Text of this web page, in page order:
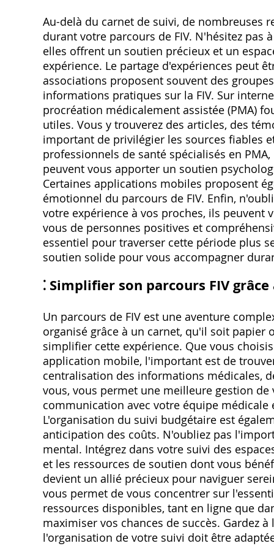
Au-delà du carnet de suivi, de nombreuses
durant votre parcours de FIV. N'hésitez pas
elles offrent un soutien précieux et un
expérience. Le partage d'expériences peut
associations proposent souvent des
informations pratiques sur la FIV. Sur
procréation médicalement assistée (PMA)
utiles. Vous y trouverez des articles, des
important de privilégier les sources fiables
professionnels de santé spécialisés en
peuvent vous apporter un soutien
Certaines applications mobiles proposent
émotionnel du parcours de FIV. Enfin,
votre expérience à vos proches, ils
vous de personnes positives et
essentiel pour traverser cette période plus
soutien solide pour vous accompagner
⁚ Simplifier son parcours FIV
Un parcours de FIV est une aventure
organisé grâce à un carnet, qu'il soit
simplifier cette expérience. Que vous
application mobile, l'important est de
centralisation des informations médicales,
vous, vous permet une meilleure gestion
communication avec votre équipe
L'organisation du suivi budgétaire est
anticipation des coûts. N'oubliez pas
mental. Intégrez dans votre suivi des
et les ressources de soutien dont vous
devient un allié précieux pour naviguer
vous permet de vous concentrer sur
ressources disponibles, tant en ligne que
maximiser vos chances de succès. Gardez
l'organisation de votre suivi doit être